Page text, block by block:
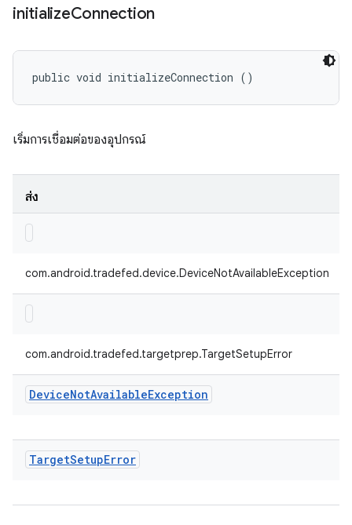
initializeConnection
public void initializeConnection ()
เริ่มการเชื่อมต่อของอุปกรณ์
ส่ง
com.android.tradefed.device.DeviceNotAvailableException
com.android.tradefed.targetprep.TargetSetupError
DeviceNotAvailableException
TargetSetupError